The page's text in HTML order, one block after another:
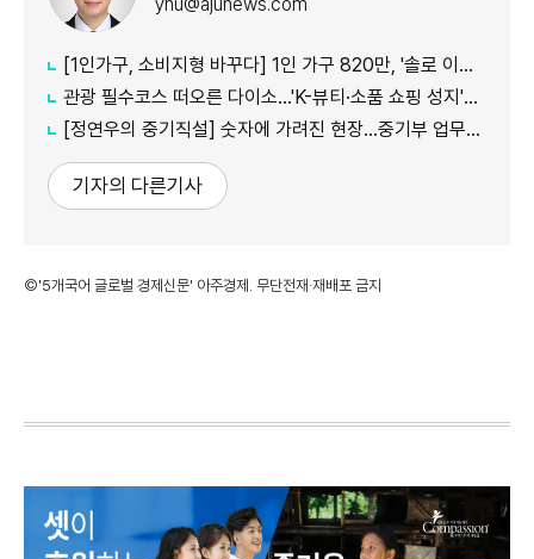
[1인가구, 소비지형 바꾸다] 1인 가구 820만, '솔로 이코노미' 뜬다
관광 필수코스 떠오른 다이소...'K-뷰티·소품 쇼핑 성지'로 등극
[정연우의 중기직설] 숫자에 가려진 현장...중기부 업무보고의 그늘
기자의 다른기사
©'5개국어 글로벌 경제신문' 아주경제. 무단전재·재배포 금지